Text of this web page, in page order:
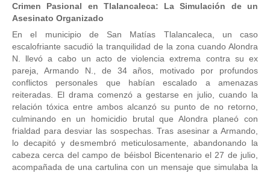
Crimen Pasional en Tlalancaleca: La Simulación de un
Asesinato Organizado
En el municipio de San Matías Tlalancaleca, un caso
escalofriante sacudió la tranquilidad de la zona cuando Alondra
N. llevó a cabo un acto de violencia extrema contra su ex
pareja, Armando N., de 34 años, motivado por profundos
conflictos personales que habían escalado a amenazas
reiteradas. El drama comenzó a gestarse en julio, cuando la
relación tóxica entre ambos alcanzó su punto de no retorno,
culminando en un homicidio brutal que Alondra planeó con
frialdad para desviar las sospechas. Tras asesinar a Armando,
lo decapitó y desmembró meticulosamente, abandonando la
cabeza cerca del campo de béisbol Bicentenario el 27 de julio,
acompañada de una cartulina con un mensaje que simulaba la